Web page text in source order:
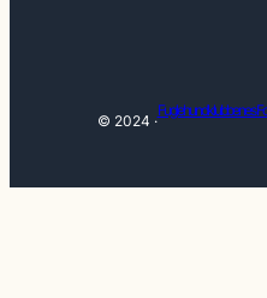
© 2024 ·
Fuglehundklubbenes